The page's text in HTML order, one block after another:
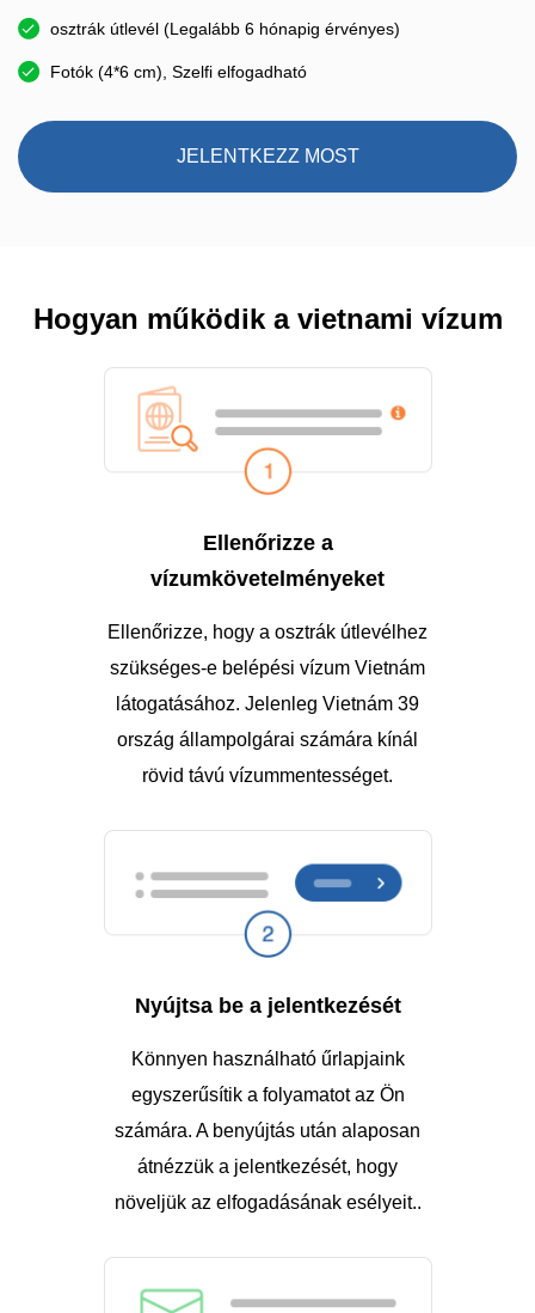
osztrák útlevél (Legalább 6 hónapig érvényes)
Fotók (4*6 cm), Szelfi elfogadható
JELENTKEZZ MOST
Hogyan működik a vietnami vízum
Ellenőrizze a
vízumkövetelményeket
Ellenőrizze, hogy a osztrák útlevélhez
szükséges-e belépési vízum Vietnám
látogatásához. Jelenleg Vietnám 39
ország állampolgárai számára kínál
rövid távú vízummentességet.
Nyújtsa be a jelentkezését
Könnyen használható űrlapjaink
egyszerűsítik a folyamatot az Ön
számára. A benyújtás után alaposan
átnézzük a jelentkezését, hogy
növeljük az elfogadásának esélyeit..